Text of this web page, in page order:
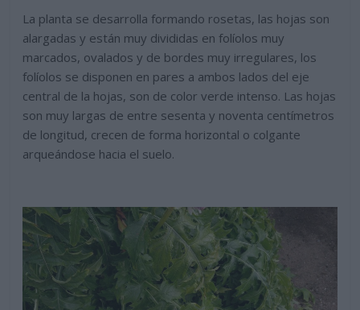
La planta se desarrolla formando rosetas, las hojas son
alargadas y están muy divididas en folíolos muy
marcados, ovalados y de bordes muy irregulares, los
folíolos se disponen en pares a ambos lados del eje
central de la hojas, son de color verde intenso. Las hojas
son muy largas de entre sesenta y noventa centímetros
de longitud, crecen de forma horizontal o colgante
arqueándose hacia el suelo.